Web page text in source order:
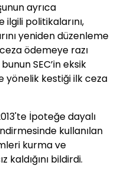
ayrıca
politikalarını,
yeniden düzenleme
ödemeye razı
SEC’in eksik
kestiği ilk ceza
İpoteğe dayalı
kullanılan
kurma ve
kaldığını bildirdi.